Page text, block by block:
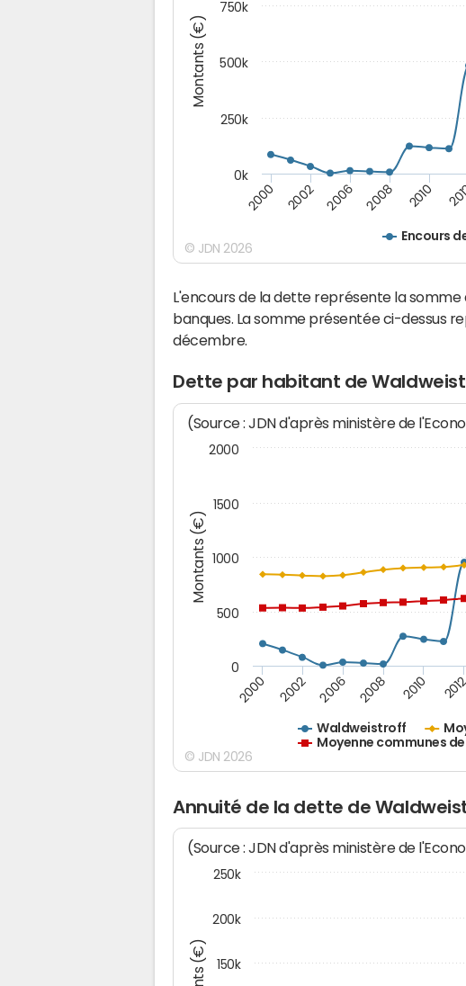
Montants (€)
Encours
2000 2002 2006 2008 2010
0k
250k
500k
750k
© JDN 2026
L'encours de la dette représente la
banques. La somme présentée ci-dessus
décembre.
Dette par habitant de
Montants (€)
(Source : JDN d'après ministère de
Waldweistroff
Moyenne communes
2000 2002 2006 2008 2010 2012
0
500
1000
1500
2000
© JDN 2026
Annuité de la dette de
(Source : JDN d'après ministère de
150k
200k
250k